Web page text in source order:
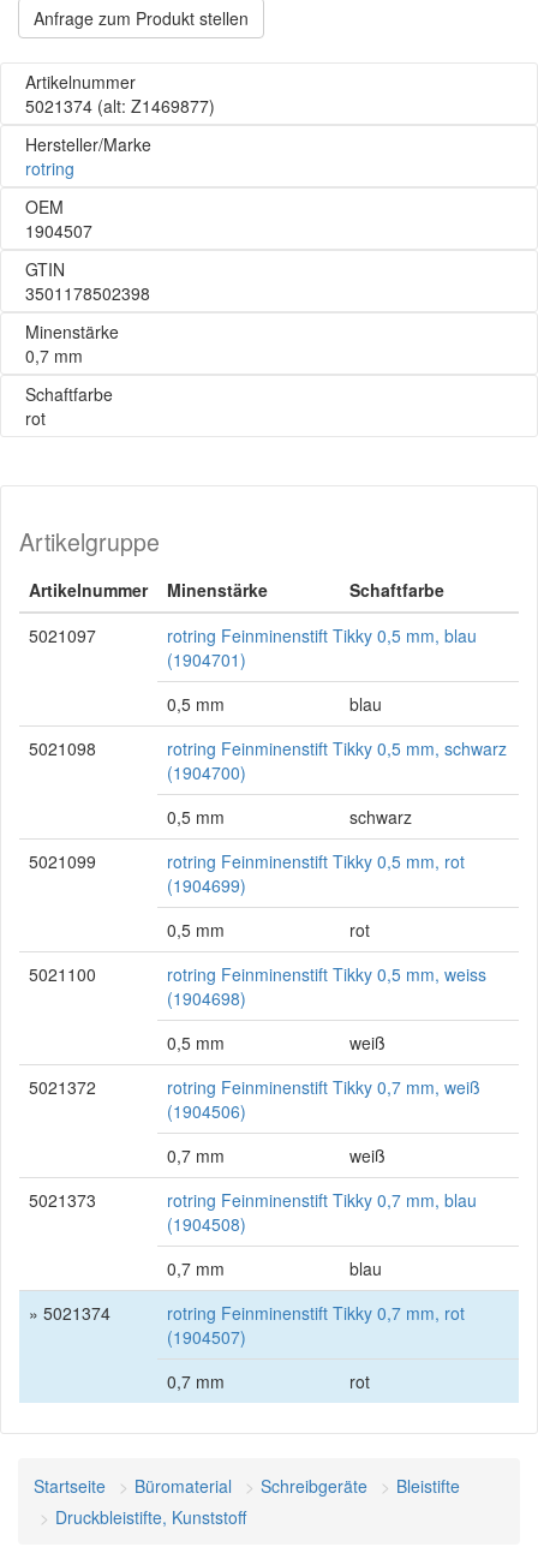
Anfrage zum Produkt stellen
Artikelnummer
5021374 (alt: Z1469877)
Hersteller/Marke
rotring
OEM
1904507
GTIN
3501178502398
Minenstärke
0,7 mm
Schaftfarbe
rot
Artikelgruppe
Artikelnummer Minenstärke
Schaftfarbe
5021097
rotring Feinminenstift Tikky 0,5 mm, blau
(1904701)
0,5 mm
blau
5021098
rotring Feinminenstift Tikky 0,5 mm, schwarz
(1904700)
0,5 mm
schwarz
5021099
rotring Feinminenstift Tikky 0,5 mm, rot
(1904699)
0,5 mm
rot
5021100
rotring Feinminenstift Tikky 0,5 mm, weiss
(1904698)
0,5 mm
weiß
5021372
rotring Feinminenstift Tikky 0,7 mm, weiß
(1904506)
0,7 mm
weiß
5021373
rotring Feinminenstift Tikky 0,7 mm, blau
(1904508)
0,7 mm
blau
» 5021374
rotring Feinminenstift Tikky 0,7 mm, rot
(1904507)
0,7 mm
rot
Startseite Büromaterial Schreibgeräte
Bleistifte
Druckbleistifte, Kunststoff